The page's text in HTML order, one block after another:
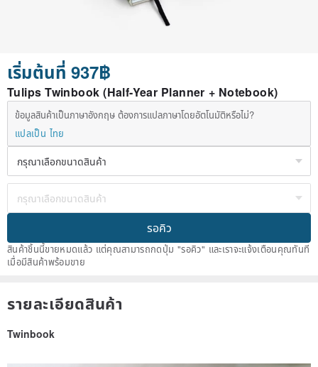
เริ่มต้นที่ 937฿
Tulips Twinbook (Half-Year Planner + Notebook)
ข้อมูลสินค้าเป็นภาษาอังกฤษ ต้องการแปลภาษาโดยอัตโนมัติหรือไม่?
แปลเป็น ไทย
รอคิว
สินค้าชิ้นนี้ขายหมดแล้ว แต่คุณสามารถกดปุ่ม "รอคิว" และเราจะแจ้งเตือนคุณทันที
เมื่อมีสินค้าพร้อมขาย
รายละเอียดสินค้า
Twinbook